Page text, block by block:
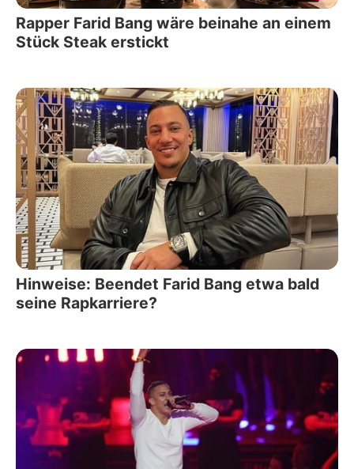
Rapper Farid Bang wäre beinahe an einem
Stück Steak erstickt
Hinweise: Beendet Farid Bang etwa bald
seine Rapkarriere?